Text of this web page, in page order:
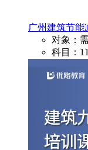
广州建筑节能
对象：
科目：